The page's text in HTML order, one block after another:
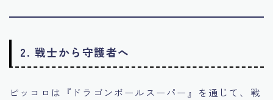
2. 戦士から守護者へ
ピッコロは『ドラゴンボールスーパー』を通じて、戦